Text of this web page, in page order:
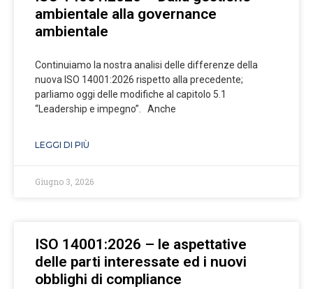
ambientale alla governance
ambientale
Continuiamo la nostra analisi delle differenze della
nuova ISO 14001:2026 rispetto alla precedente;
parliamo oggi delle modifiche al capitolo 5.1
“Leadership e impegno”. Anche
LEGGI DI PIÙ
Giugno 3, 2026
ISO 14001:2026 – le aspettative
delle parti interessate ed i nuovi
obblighi di compliance